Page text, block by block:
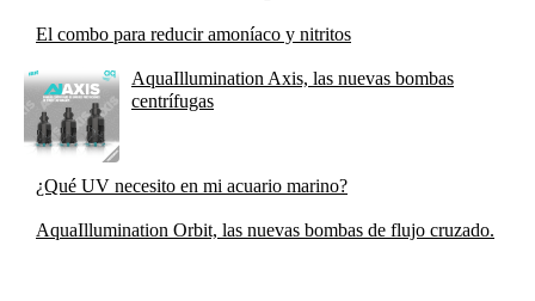
El combo para reducir amoníaco y nitritos
AquaIllumination Axis, las nuevas bombas
centrífugas
¿Qué UV necesito en mi acuario marino?
AquaIllumination Orbit, las nuevas bombas de flujo cruzado.